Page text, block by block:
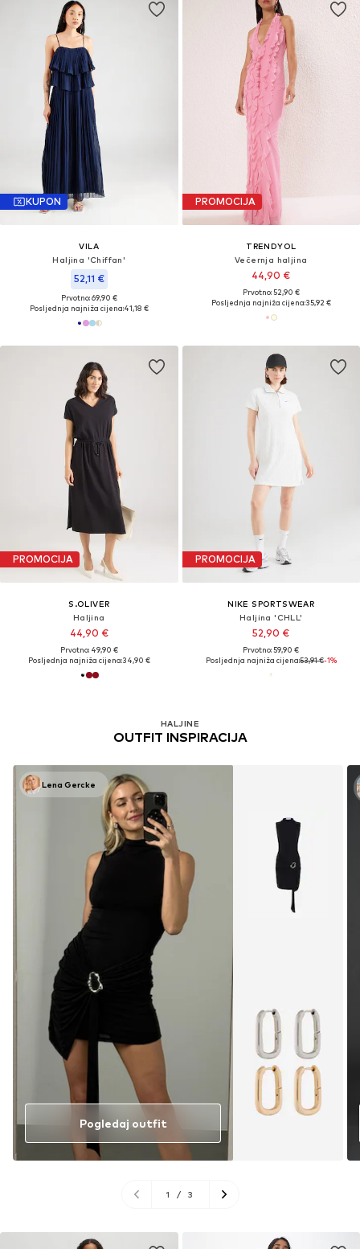
KUPON
VILA
Haljina 'Chiffan'
52,11 €
Prvotno: 69,90 €
Posljednja najniža cijena:41,18 €
PROMOCIJA
TRENDYOL
Večernja haljina
44,90 €
Prvotno: 52,90 €
Posljednja najniža cijena:35,92 €
PROMOCIJA
S.OLIVER
Haljina
44,90 €
Prvotno: 49,90 €
Posljednja najniža cijena:34,90 €
PROMOCIJA
NIKE SPORTSWEAR
Haljina 'CHLL'
52,90 €
Prvotno: 59,90 €
Posljednja najniža cijena:53,91 €-1%
HALJINE
OUTFIT INSPIRACIJA
Lena Gercke
Pogledaj outfit
1 / 3